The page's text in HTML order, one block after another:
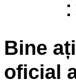
Bine
oficial